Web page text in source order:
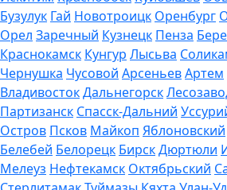
Бузулук Гай Новотроицк Оренбург
Орел Заречный Кузнецк Пенза
Краснокамск Кунгур Лысьва
Чернушка Чусовой АрсеньевАртем
ВладивостокДальнегорск
Партизанск Спасск-Дальний
Остров Псков Майкоп Яблоновский
Белебей Белорецк БирскДюртюли
Мелеуз Нефтекамск Октябрьский